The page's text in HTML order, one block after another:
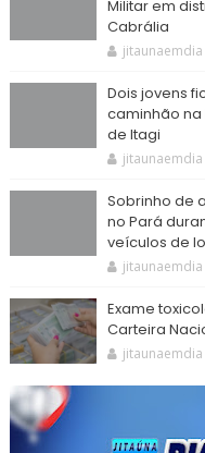
Militar em
Cabrália
jitaunaemdia
Dois jovens
caminhão na
de Itagi
jitaunaemdia
Sobrinho de
no Pará
veículos de
jitaunaemdia
Exame
Carteira
jitaunaemdia